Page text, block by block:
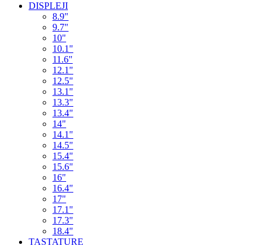
DISPLEJI
8.9"
9.7"
10"
10.1"
11.6"
12.1"
12.5"
13.1"
13.3"
13.4"
14"
14.1"
14.5"
15.4"
15.6"
16"
16.4"
17"
17.1"
17.3"
18.4"
TASTATURE